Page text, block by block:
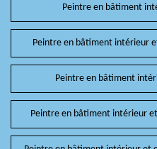
Peintre en bâtiment
Peintre en bâtiment intérieur
Peintre en bâtiment
Peintre en bâtiment intérieur